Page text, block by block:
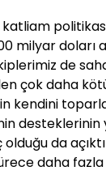
katliam
milyar doları
de
çok daha
kendini
desteklerinin
da
daha fazla